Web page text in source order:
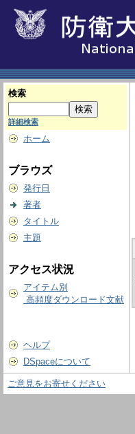
検索
詳細検索
ホーム
ブラウズ
発行日
著者
タイトル
主題
アクセス状況
アイテム別
高頻度ダウンロード文献
ヘルプ
DSpaceについて
ご意見をお寄せください